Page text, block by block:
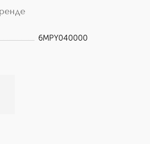
и типам кожи.
6MPY040000